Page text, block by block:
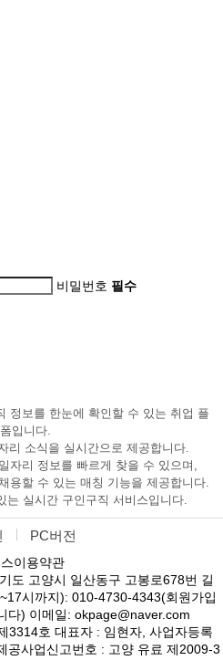
비밀번호 필수
정보를 한눈에 확인할 수 있는 취업 플
입니다.
리 소식을 실시간으로 제공합니다.
자리 정보를 빠르게 찾을 수 있으며,
용할 수 있는 매칭 기능을 제공합니다.
는 실시간 구인구직 서비스입니다.
PC버전
이용약관
도 고양시 일산동구 고봉로678번 길
시까지): 010-4730-4343(회원가입
다) 이메일: okpage@naver.com
3314호 대표자 : 임현자, 사업자등록
공사업신고번호 : 고양 유료 제2009-3